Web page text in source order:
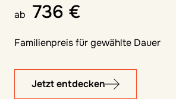
ab 736 €
Familienpreis für gewählte Dauer
Jetzt entdecken